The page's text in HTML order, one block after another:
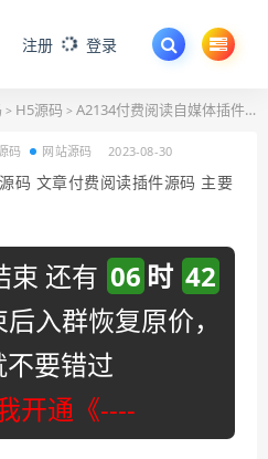
注册 登录
> H5源码 > A2134付费阅读自媒体插件源码 文章付费阅读插件源码 主要提供阅读付费功能
码 网站源码 2023-08-30
码 文章付费阅读插件源码 主要
束 还有 06 时 42
入群恢复原价，
要错过
开通《----